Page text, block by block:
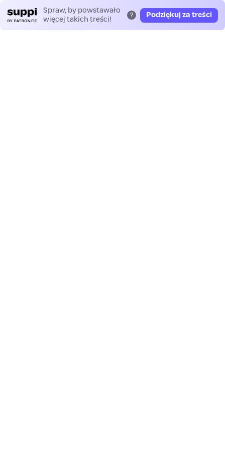
Spraw, by powstawało
więcej takich treści!
? Podziękuj za treści